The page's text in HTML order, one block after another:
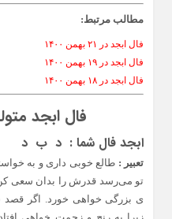
مطالب مرتبط:
فال ابجد در ۲۱ بهمن ۱۴۰۰
فال ابجد در ۱۹ بهمن ۱۴۰۰
فال ابجد در ۱۸ بهمن ۱۴۰۰
فال ابجد
ابجد فال شما : د ب د
تعبیر : طالع خوبی داری و به
تو می‌رسد قدرش را بدان سعی
ی بزرگی خواهی خورد. اگر